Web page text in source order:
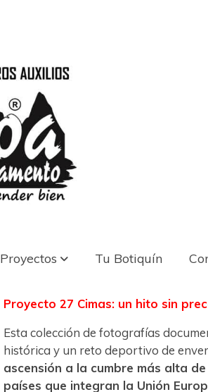
Proyectos Tu Botiquín
Proyecto 27 Cimas: un hito sin
Esta colección de fotografías
histórica y un reto deportivo de
ascensión a la cumbre más alta
países que integran la Unión